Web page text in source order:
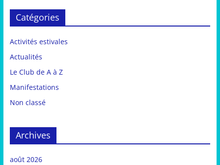
Catégories
Activités estivales
Actualités
Le Club de A à Z
Manifestations
Non classé
Archives
août 2026